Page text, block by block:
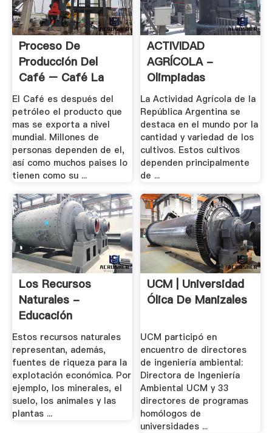
Proceso De
Producción Del
Café – Café La
Nacional
El Café es después del
petróleo el producto que
mas se exporta a nivel
mundial. Millones de
personas dependen de el,
así como muchos paises lo
tienen como su ...
ACTIVIDAD
AGRÍCOLA -
Olimpiadas
Nacionales .
La Actividad Agrícola de la
República Argentina se
destaca en el mundo por la
cantidad y variedad de los
cultivos. Estos cultivos
dependen principalmente
de ...
Los Recursos
Naturales -
Educación
Ambiental En ...
Estos recursos naturales
representan, además,
fuentes de riqueza para la
explotación económica. Por
ejemplo, los minerales, el
suelo, los animales y las
plantas ...
UCM | Universidad
Ólica De Manizales
UCM participó en
encuentro de directores
de ingeniería ambiental:
Directora de Ingeniería
Ambiental UCM y 33
directores de programas
homólogos de
universidades ...